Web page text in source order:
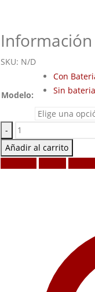
SKU: N/D
Modelo:
Con
Sin bateria
-
Añadir al carrito